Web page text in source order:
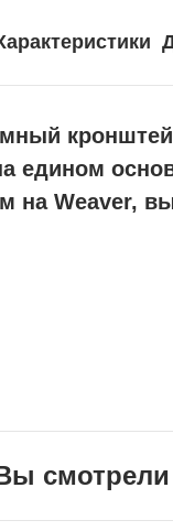
едином
на Weaver,
смотрели